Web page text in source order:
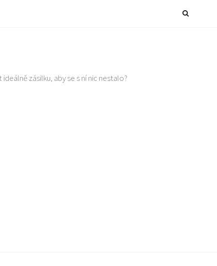
zásilku, aby se s ní nic nestalo?